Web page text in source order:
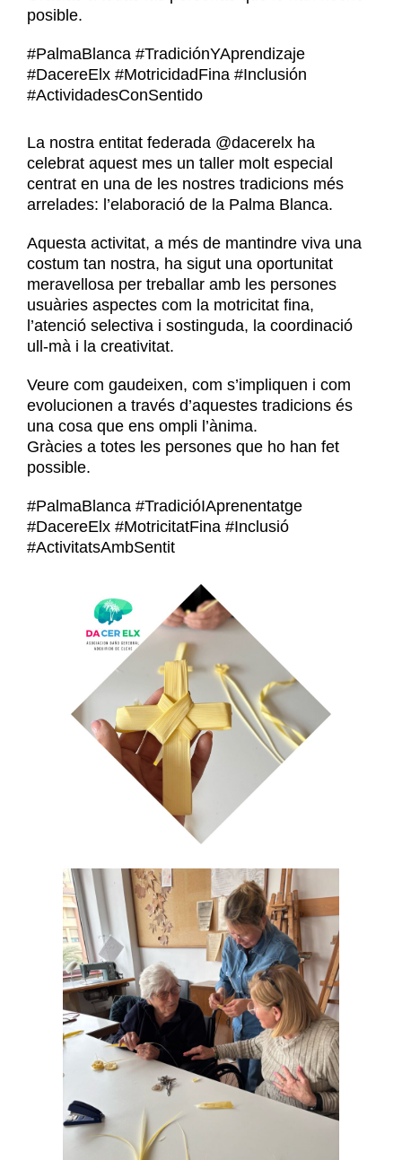
posible.
#PalmaBlanca #TradiciónYAprendizaje
#DacereElx #MotricidadFina #Inclusión
#ActividadesConSentido
La nostra entitat federada @dacerelx ha
celebrat aquest mes un taller molt especial
centrat en una de les nostres tradicions més
arrelades: l’elaboració de la Palma Blanca.
Aquesta activitat, a més de mantindre viva una
costum tan nostra, ha sigut una oportunitat
meravellosa per treballar amb les persones
usuàries aspectes com la motricitat fina,
l’atenció selectiva i sostinguda, la coordinació
ull-mà i la creativitat.
Veure com gaudeixen, com s’impliquen i com
evolucionen a través d’aquestes tradicions és
una cosa que ens ompli l’ànima.
Gràcies a totes les persones que ho han fet
possible.
#PalmaBlanca #TradicióIAprenentatge
#DacereElx #MotricitatFina #Inclusió
#ActivitatsAmbSentit